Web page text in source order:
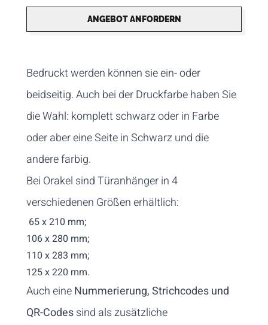
ANGEBOT ANFORDERN
Bedruckt werden können sie ein- oder
beidseitig. Auch bei der Druckfarbe haben Sie
die Wahl: komplett schwarz oder in Farbe
oder aber eine Seite in Schwarz und die
andere farbig.
Bei Orakel sind Türanhänger in 4
verschiedenen Größen erhältlich:
65 x 210 mm;
106 x 280 mm;
110 x 283 mm;
125 x 220 mm.
Auch eineNummerierung, Strichcodes und
QR-Codessind als zusätzliche